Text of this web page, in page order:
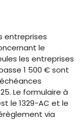
entreprises
le
les entreprises
1 500 € sont
Le formulaire à
le 1329-AC et le
via